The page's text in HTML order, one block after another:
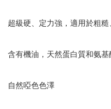
超級硬、定力強，適用於粗
含有機油，天然蛋白質和氨
自然啞色色澤